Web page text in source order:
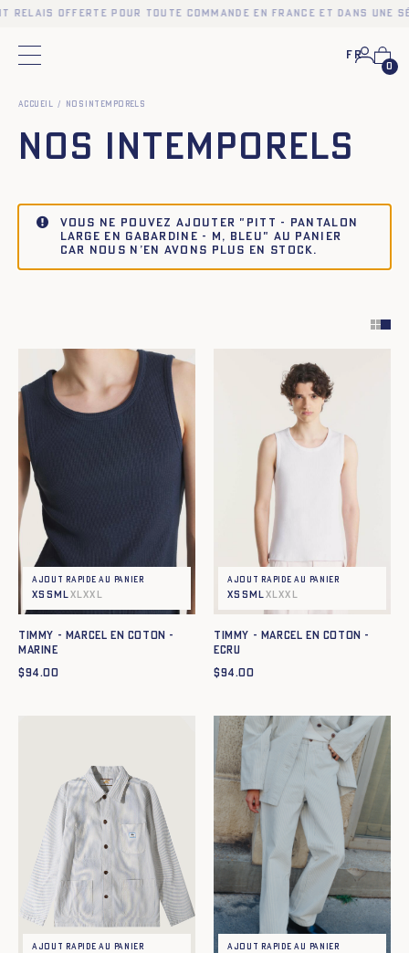
en
Fr
0
Accueil Nos intemporels
Nos intemporels
Vous ne pouvez ajouter "Pitt - Pantalon
large en gabardine - M, BLEU" au panier
car nous n’en avons plus en stock.
Ajout rapide au panier
XS S M L XLXXL
TIMMY - MARCEL EN COTON -
MARINE
$94.00
Ajout rapide au panier
XS S M L XLXXL
TIMMY - MARCEL EN COTON -
ECRU
$94.00
Ajout rapide au panier Ajout rapide au panier